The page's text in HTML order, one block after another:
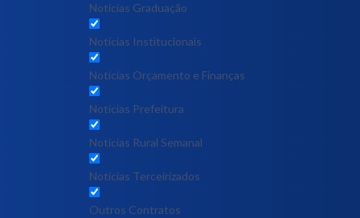
Notícias Graduação
Notícias Institucionais
Notícias Orçamento e Finanças
Notícias Prefeitura
Notícias Rural Semanal
Notícias Terceirizados
Outros Contratos